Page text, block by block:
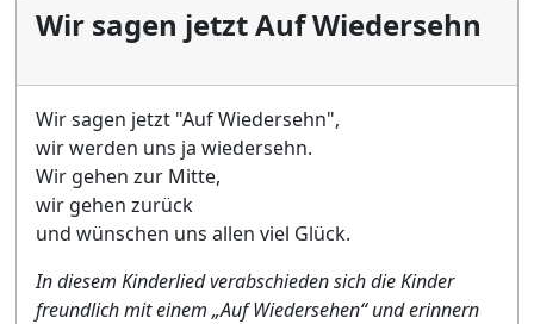
Wir sagen jetzt Auf Wiedersehn
Wir sagen jetzt "Auf Wiedersehn",
wir werden uns ja wiedersehn.
Wir gehen zur Mitte,
wir gehen zurück
und wünschen uns allen viel Glück.
In diesem Kinderlied verabschieden sich die Kinder
freundlich mit einem „Auf Wiedersehen“ und erinnern